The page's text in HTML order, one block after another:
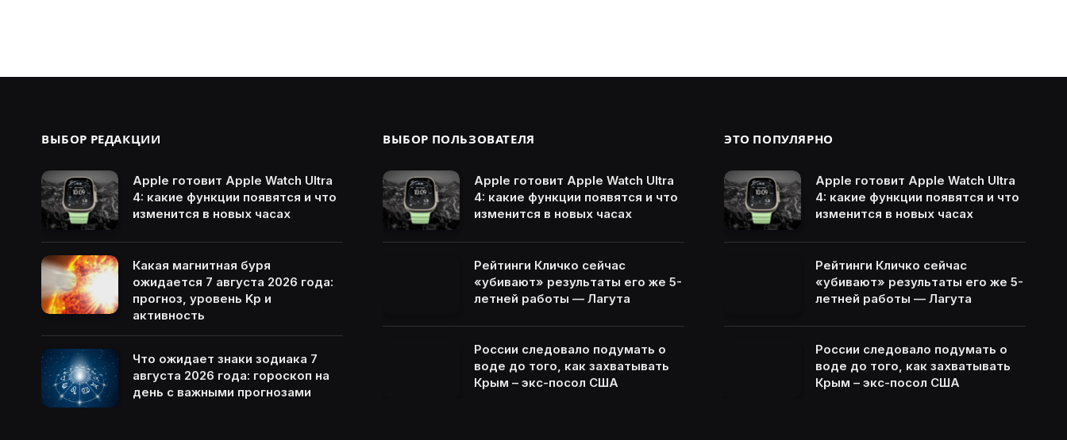
ВЫБОР РЕДАКЦИИ
Apple готовит Apple Watch Ultra
4: какие функции появятся и что
изменится в новых часах
Какая магнитная буря
ожидается 7 августа 2026 года:
прогноз, уровень Kp и
активность
Что ожидает знаки зодиака 7
августа 2026 года: гороскоп на
день с важными прогнозами
ВЫБОР ПОЛЬЗОВАТЕЛЯ
Apple готовит Apple Watch Ultra
4: какие функции появятся и что
изменится в новых часах
Рейтинги Кличко сейчас
«убивают» результаты его же 5-
летней работы — Лагута
России следовало подумать о
воде до того, как захватывать
Крым – экс-посол США
ЭТО ПОПУЛЯРНО
Apple готовит Apple Watch Ultra
4: какие функции появятся и что
изменится в новых часах
Рейтинги Кличко сейчас
«убивают» результаты его же 5-
летней работы — Лагута
России следовало подумать о
воде до того, как захватывать
Крым – экс-посол США